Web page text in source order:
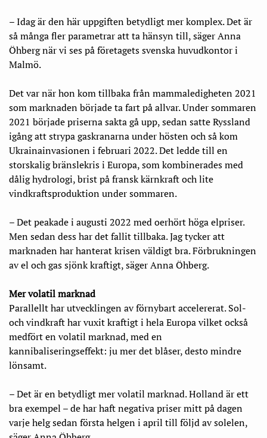
– Idag är den här uppgiften betydligt mer komplex. Det är
så många fler parametrar att ta hänsyn till, säger Anna
Öhberg när vi ses på företagets svenska huvudkontor i
Malmö.
Det var när hon kom tillbaka från mammaledigheten 2021
som marknaden började ta fart på allvar. Under sommaren
2021 började priserna sakta gå upp, sedan satte Ryssland
igång att strypa gaskranarna under hösten och så kom
Ukrainainvasionen i februari 2022. Det ledde till en
storskalig bränslekris i Europa, som kombinerades med
dålig hydrologi, brist på fransk kärnkraft och lite
vindkraftsproduktion under sommaren.
– Det peakade i augusti 2022 med oerhört höga elpriser.
Men sedan dess har det fallit tillbaka. Jag tycker att
marknaden har hanterat krisen väldigt bra. Förbrukningen
av el och gas sjönk kraftigt, säger Anna Öhberg.
Mer volatil marknad
Parallellt har utvecklingen av förnybart accelererat. Sol-
och vindkraft har vuxit kraftigt i hela Europa vilket också
medfört en volatil marknad, med en
kannibaliseringseffekt: ju mer det blåser, desto mindre
lönsamt.
– Det är en betydligt mer volatil marknad. Holland är ett
bra exempel – de har haft negativa priser mitt på dagen
varje helg sedan första helgen i april till följd av solelen,